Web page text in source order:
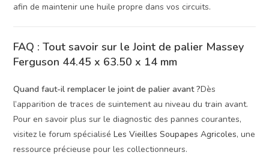
afin de maintenir une huile propre dans vos circuits.
FAQ : Tout savoir sur le Joint de palier Massey
Ferguson 44.45 x 63.50 x 14 mm
Quand faut-il remplacer le joint de palier avant ?Dès
l’apparition de traces de suintement au niveau du train avant.
Pour en savoir plus sur le diagnostic des pannes courantes,
visitez le forum spécialiséLes Vieilles Soupapes Agricoles, une
ressource précieuse pour les collectionneurs.